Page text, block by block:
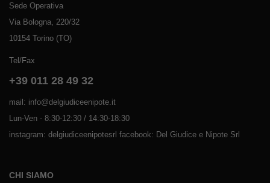
Sede Operativa
Via Bologna, 220/32
10154 Torino (TO)
Tel/Fax
+39 011 28 49 32
mail: info@delgiudiceenipote.it
Lun-Ven - 8:30-12:30 / 14:30-18:30
instagram: delgiudiceenipotesrl facebook: Del Giudice e Nipote Srl
CHI SIAMO